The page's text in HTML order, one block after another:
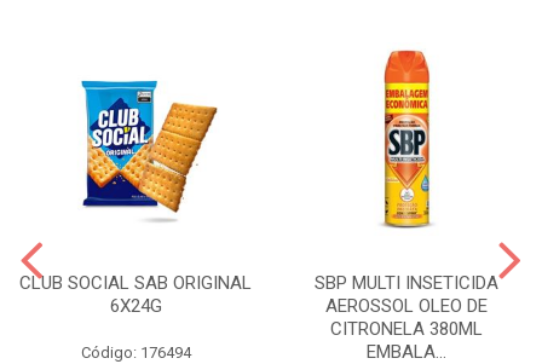
CLUB SOCIAL SAB ORIGINAL
6X24G
Código: 176494
SBP MULTI INSETICIDA
AEROSSOL OLEO DE
CITRONELA 380ML
EMBALA...